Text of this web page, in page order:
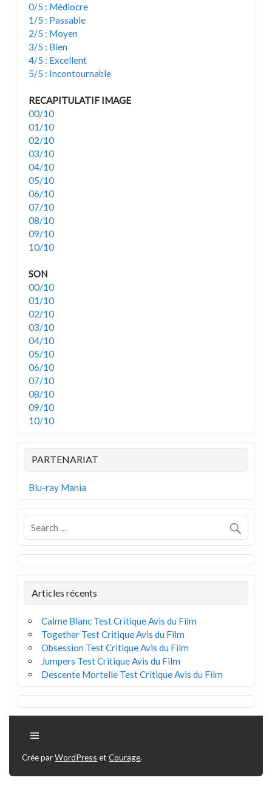
0/5 : Médiocre
1/5 : Passable
2/5 : Moyen
3/5 : Bien
4/5 : Excellent
5/5 : Incontournable
RECAPITULATIF IMAGE
00/10
01/10
02/10
03/10
04/10
05/10
06/10
07/10
08/10
09/10
10/10
SON
00/10
01/10
02/10
03/10
04/10
05/10
06/10
07/10
08/10
09/10
10/10
PARTENARIAT
Blu-ray Mania
Articles récents
Calme Blanc Test Critique Avis du Film
Together Test Critique Avis du Film
Obsession Test Critique Avis du Film
Jumpers Test Critique Avis du Film
Descente Mortelle Test Critique Avis du Film
Crée parWordPress etCourage.